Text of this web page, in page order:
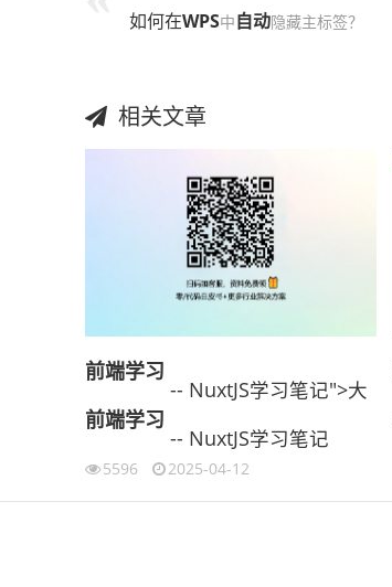
如何在WPS中自动隐藏主标签？
相关文章
前端学习
-- NuxtJS学习笔记">大
前端学习
-- NuxtJS学习笔记
5596 2025-04-12